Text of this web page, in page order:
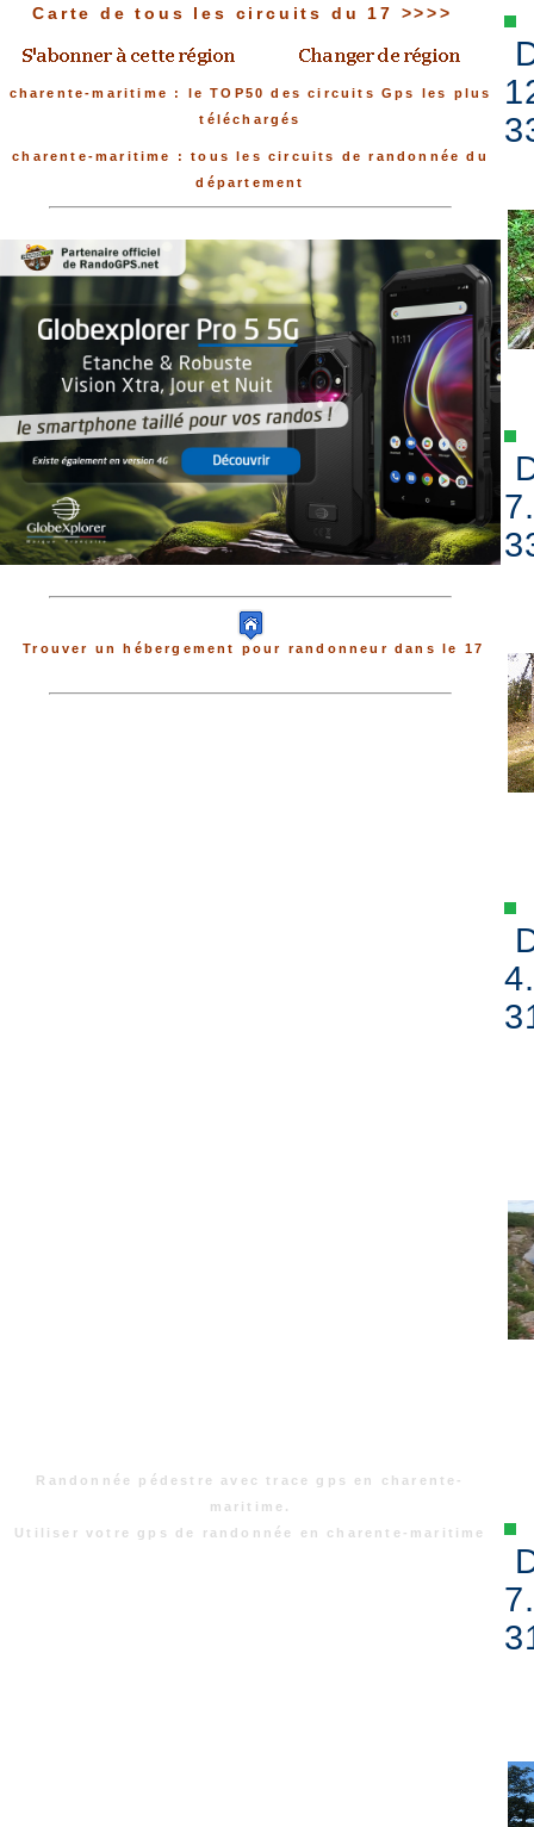
Carte de tous les circuits du 17 >>>>
charente-maritime : le TOP50 des circuits Gps les plus
téléchargés
charente-maritime : tous les circuits de randonnée du
département
Trouver un hébergement pour randonneur dans le 17
Randonnée pédestre avec trace gps en charente-
maritime.
Utiliser votre gps de randonnée en charente-maritime